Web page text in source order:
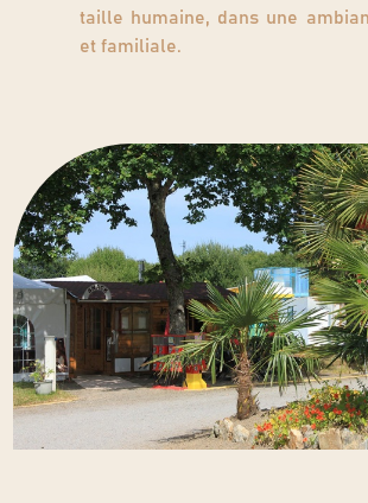
taille humaine, dans une
et familiale.